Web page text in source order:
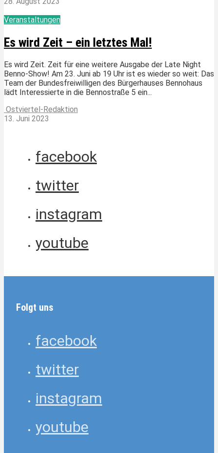
Veranstaltungen
Es wird Zeit – ein letztes Mal!
Es wird Zeit. Zeit für eine weitere Ausgabe der Late Night
Benno-Show! Am 23. Juni ab 19 Uhr ist es wieder so weit: Das
Team der Bundesfreiwilligen des Bürgerhauses Bennohaus
lädt Interessierte in die Bennostraße 5 ein...
Ostviertel-Redaktion
13. Juni 2023
facebook
twitter
instagram
youtube
Folgt uns
facebook
twitter
instagram
youtube